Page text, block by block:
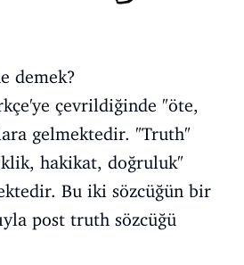
demek?
çevrildiğinde "öte,
gelmektedir. "Truth"
hakikat, doğruluk"
Bu iki sözcüğün bir
post truth sözcüğü